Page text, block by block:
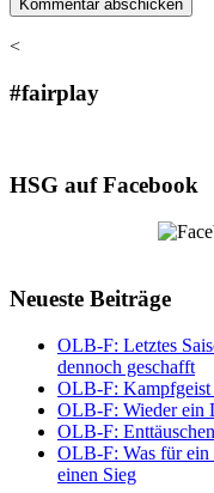
<
#fairplay
HSG auf Facebook
Neueste Beiträge
OLB-F: Letztes
dennoch geschafft
OLB-F:
OLB-F: Wieder ein
OLB-F:
OLB-F: Was für
einen Sieg